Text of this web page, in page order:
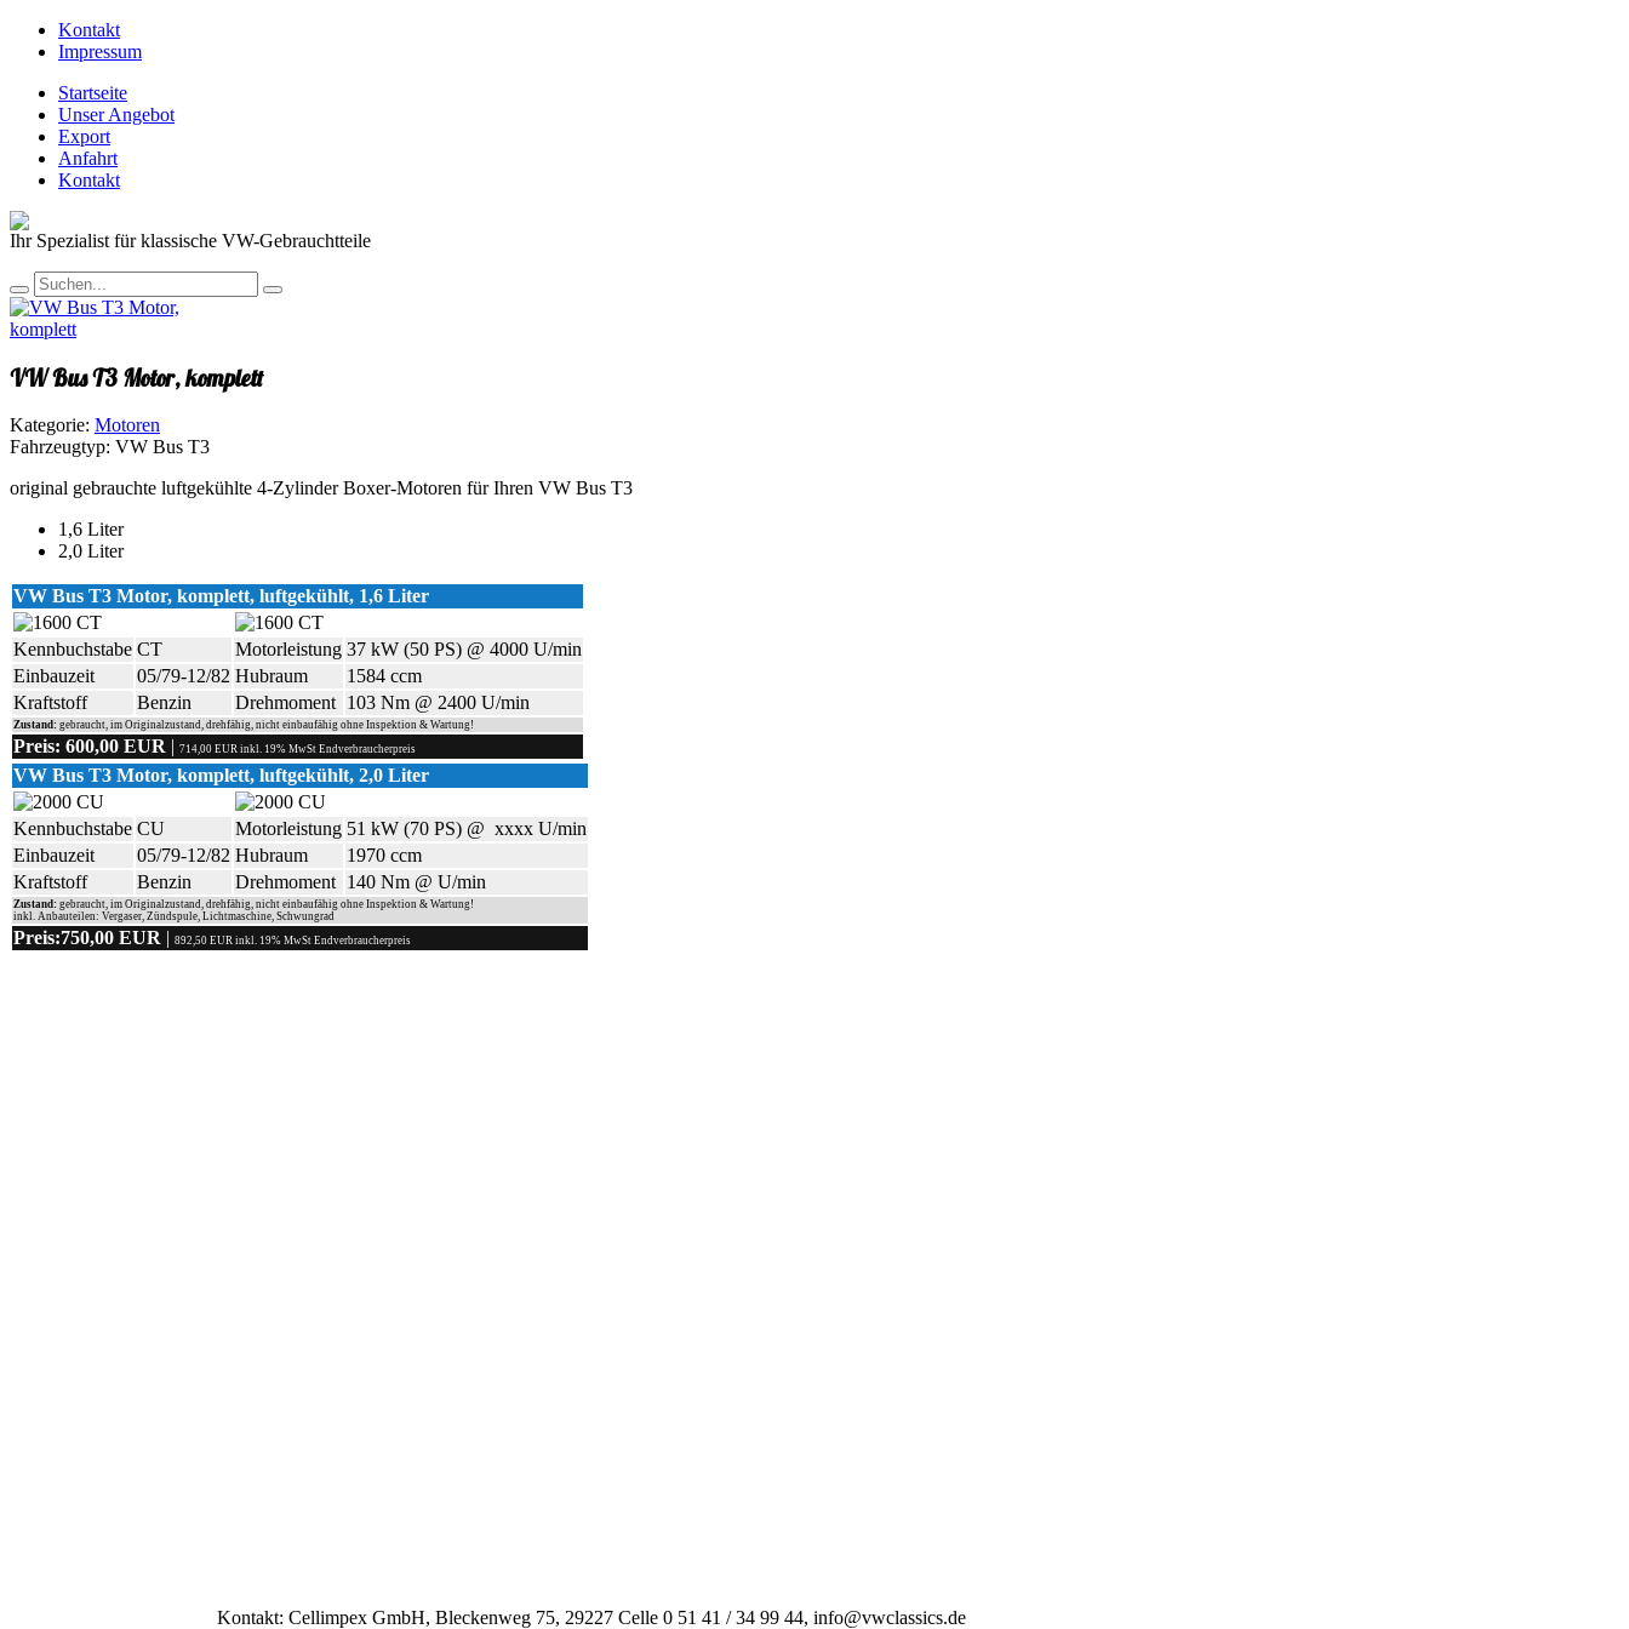
Kontakt
Impressum
Startseite
Unser Angebot
Export
Anfahrt
Kontakt
Ihr Spezialist für klassische VW-Gebrauchtteile
VW Bus T3 Motor, komplett
Kategorie: Motoren
Fahrzeugtyp: VW Bus T3
original gebrauchte luftgekühlte 4-Zylinder Boxer-Motoren für Ihren VW Bus T3
1,6 Liter
2,0 Liter
VW Bus T3 Motor, komplett, luftgekühlt, 1,6 Liter
Kennbuchstabe CT Motorleistung 37 kW (50 PS) @ 4000 U/min
Einbauzeit
05/79-12/82 Hubraum
1584 ccm
Kraftstoff
Benzin Drehmoment 103 Nm @ 2400 U/min
Zustand: gebraucht, im Originalzustand, drehfähig, nicht einbaufähig ohne Inspektion & Wartung!
Preis: 600,00 EUR | 714,00 EUR inkl. 19% MwSt Endverbraucherpreis
VW Bus T3 Motor, komplett, luftgekühlt, 2,0 Liter
Kennbuchstabe CU Motorleistung 51 kW (70 PS) @ xxxx U/min
Einbauzeit
05/79-12/82 Hubraum
1970 ccm
Kraftstoff
Benzin Drehmoment 140 Nm @ U/min
Zustand: gebraucht, im Originalzustand, drehfähig, nicht einbaufähig ohne Inspektion & Wartung!
inkl. Anbauteilen: Vergaser, Zündspule, Lichtmaschine, Schwungrad
Preis:750,00 EUR | 892,50 EUR inkl. 19% MwSt Endverbraucherpreis
Kontakt: Cellimpex GmbH, Bleckenweg 75, 29227 Celle 0 51 41 / 34 99 44, info@vwclassics.de